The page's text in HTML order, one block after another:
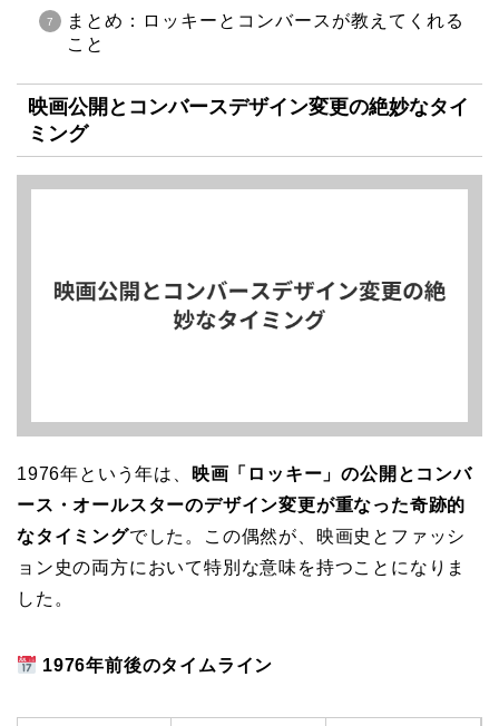
まとめ：ロッキーとコンバースが教えてくれる
こと
映画公開とコンバースデザイン変更の絶妙なタイ
ミング
1976年という年は、
映画「ロッキー」の公開とコンバ
ース・オールスターのデザイン変更が重なった奇跡的
なタイミングでした。この偶然が、映画史とファッシ
ョン史の両方において特別な意味を持つことになりま
した。
1976年前後のタイムライン